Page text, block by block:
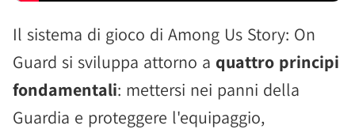
Il sistema di gioco di Among Us Story: On
Guard si sviluppa attorno a quattro principi
fondamentali: mettersi nei panni della
Guardia e proteggere l'equipaggio,